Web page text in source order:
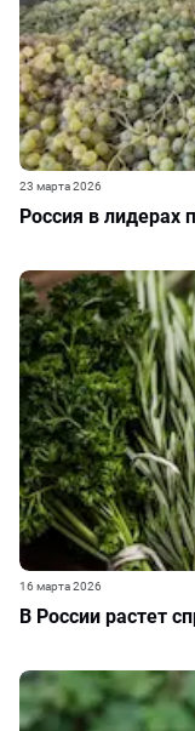
Россия в лидерах
23 марта 2026
В России растет
16 марта 2026